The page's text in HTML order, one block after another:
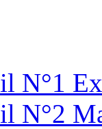
N°1
N°2